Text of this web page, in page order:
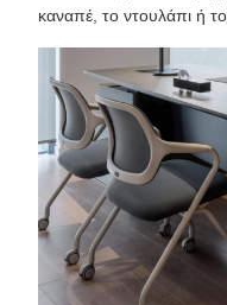
καναπέ, το ντουλάπι ή